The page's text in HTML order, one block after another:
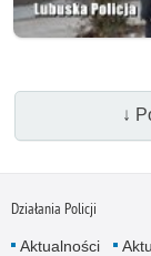
↓
Działania Policji
Aktualności